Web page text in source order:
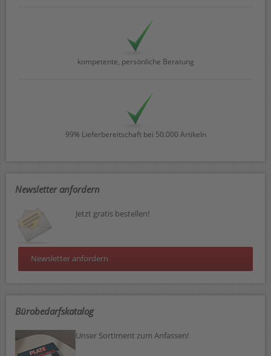
kompetente, persönliche Beratung
99% Lieferbereitschaft bei 50.000 Artikeln
Newsletter anfordern
Jetzt gratis bestellen!
Newsletter anfordern
Bürobedarfskatalog
Unser Sortiment zum Anfassen!